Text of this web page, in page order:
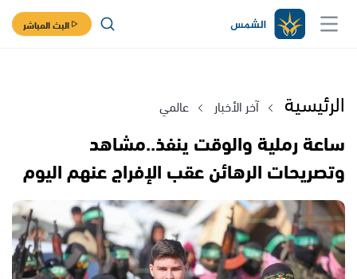
البث المباشر
الرئيسية آخر الأخبار عالمي
ساعة رملية والوقت ينفذ..مشاهد
وتصريحات الرهائن عقب الإفراج عنهم اليوم